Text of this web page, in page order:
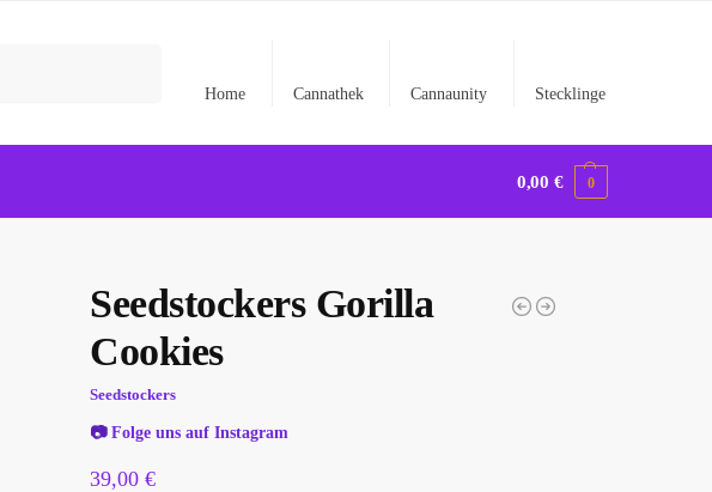
Home Cannathek Cannaunity Stecklinge
0,00€ 0
Seedstockers Gorilla
Cookies
Seedstockers
📷Folge uns auf Instagram
39,00€